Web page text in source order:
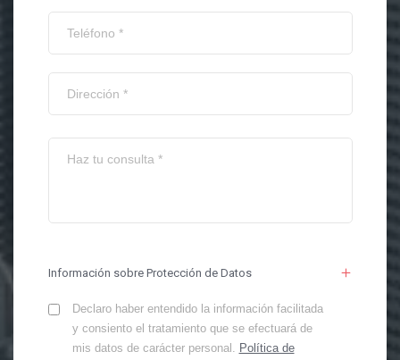
Información sobre Protección de Datos
Declaro haber entendido la información facilitada
y consiento el tratamiento que se efectuará de
mis datos de carácter personal. Política de